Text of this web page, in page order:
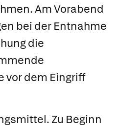
Am Vorabend
bei der Entnahme
die
vor dem Eingriff
Zu Beginn